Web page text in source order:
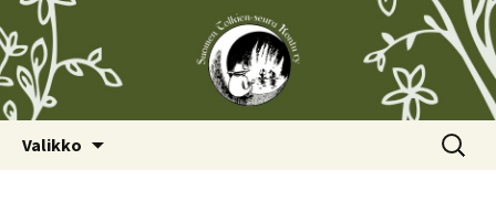
Valikko Haku: